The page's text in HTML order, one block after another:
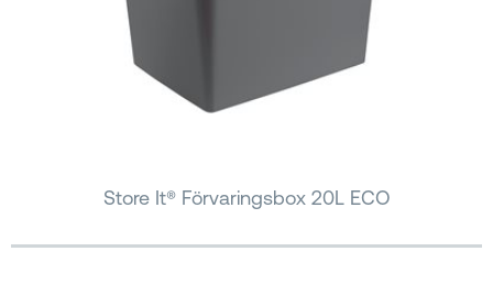
Store It® Förvaringsbox 20L ECO